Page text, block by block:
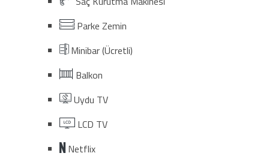
Parke Zemin
Minibar (Ücretli)
Balkon
Uydu TV
LCD TV
Netflix